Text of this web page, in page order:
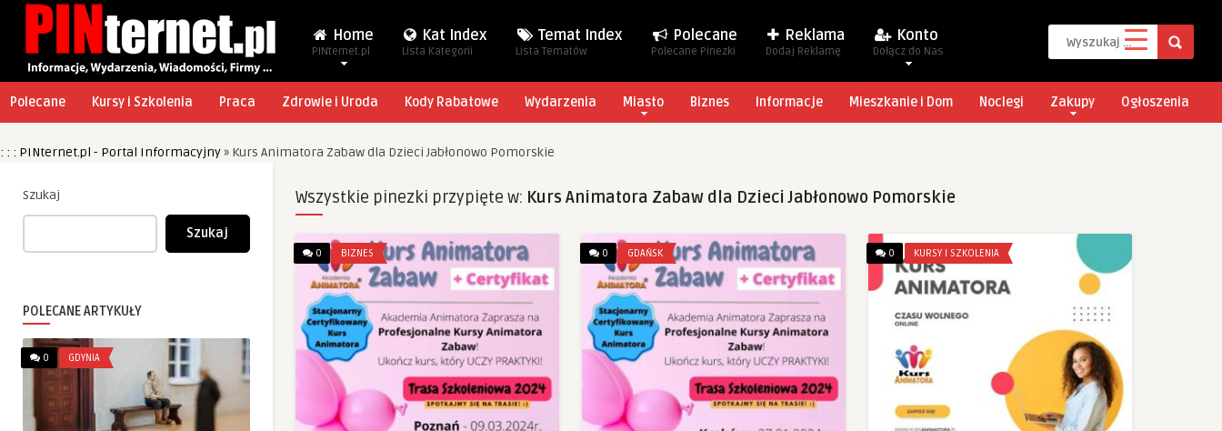
Home
PINternet.pl
Kat Index
Lista Kategorii
Temat Index
Lista Tematów
Polecane
Polecane Pinezki
Reklama
Dodaj Reklamę
Konto
Dołącz do Nas
Polecane Kursy i Szkolenia Praca Zdrowie i Uroda Kody Rabatowe Wydarzenia Miasto Biznes Informacje Mieszkanie i Dom Noclegi Zakupy Ogłoszenia
: : : PINternet.pl - Portal Informacyjny» Kurs Animatora Zabaw dla Dzieci Jabłonowo Pomorskie
Szukaj
Szukaj
POLECANE ARTYKUŁY
0 GDYNIA
Wszystkie pinezki przypięte w: Kurs Animatora Zabaw dla Dzieci Jabłonowo Pomorskie
0 BIZNES 0 GDAŃSK 0 KURSY I SZKOLENIA